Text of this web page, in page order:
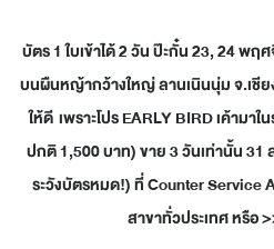
บัตร 1 ใบเข้าได้ 2 วัน ป๊ะกั๋น 23, 24 พ
บนผืนหญ้ากว้างใหญ่ ลานเนินนุ่ม จ.เชีย
ให้ดี เพราะโปร EARLY BIRD เค้ามา
ปกติ 1,500 บาท) ขาย 3 วันเท่านั้น
ระวังบัตรหมด!) ที่ Counter Service
สาขาทั่วประเทศ หรือ